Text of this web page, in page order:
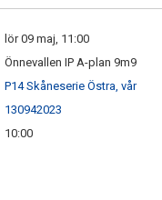
lör 09 maj, 11:00
Önnevallen IP A-plan 9m9
P14 Skåneserie Östra, vår
130942023
10:00